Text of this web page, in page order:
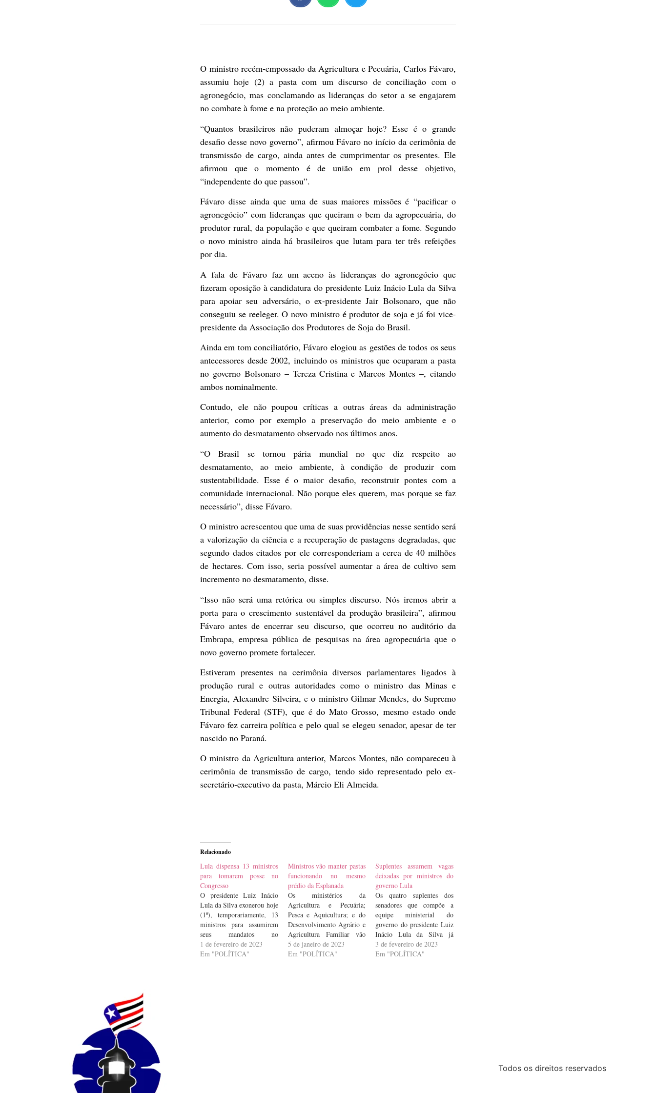
O ministro recém-empossado da Agricultura e Pecuária, Carlos Fávaro,
assumiu hoje (2) a pasta com um discurso de conciliação com o
agronegócio, mas conclamando as lideranças do setor a se engajarem
no combate à fome e na proteção ao meio ambiente.
“Quantos brasileiros não puderam almoçar hoje? Esse é o grande
desafio desse novo governo”, afirmou Fávaro no início da cerimônia de
transmissão de cargo, ainda antes de cumprimentar os presentes. Ele
afirmou que o momento é de união em prol desse objetivo,
“independente do que passou”.
Fávaro disse ainda que uma de suas maiores missões é “pacificar o
agronegócio” com lideranças que queiram o bem da agropecuária, do
produtor rural, da população e que queiram combater a fome. Segundo
o novo ministro ainda há brasileiros que lutam para ter três refeições
por dia.
A fala de Fávaro faz um aceno às lideranças do agronegócio que
fizeram oposição à candidatura do presidente Luiz Inácio Lula da Silva
para apoiar seu adversário, o ex-presidente Jair Bolsonaro, que não
conseguiu se reeleger. O novo ministro é produtor de soja e já foi vice-
presidente da Associação dos Produtores de Soja do Brasil.
Ainda em tom conciliatório, Fávaro elogiou as gestões de todos os seus
antecessores desde 2002, incluindo os ministros que ocuparam a pasta
no governo Bolsonaro – Tereza Cristina e Marcos Montes –, citando
ambos nominalmente.
Contudo, ele não poupou críticas a outras áreas da administração
anterior, como por exemplo a preservação do meio ambiente e o
aumento do desmatamento observado nos últimos anos.
“O Brasil se tornou pária mundial no que diz respeito ao
desmatamento, ao meio ambiente, à condição de produzir com
sustentabilidade. Esse é o maior desafio, reconstruir pontes com a
comunidade internacional. Não porque eles querem, mas porque se faz
necessário”, disse Fávaro.
O ministro acrescentou que uma de suas providências nesse sentido será
a valorização da ciência e a recuperação de pastagens degradadas, que
segundo dados citados por ele corresponderiam a cerca de 40 milhões
de hectares. Com isso, seria possível aumentar a área de cultivo sem
incremento no desmatamento, disse.
“Isso não será uma retórica ou simples discurso. Nós iremos abrir a
porta para o crescimento sustentável da produção brasileira”, afirmou
Fávaro antes de encerrar seu discurso, que ocorreu no auditório da
Embrapa, empresa pública de pesquisas na área agropecuária que o
novo governo promete fortalecer.
Estiveram presentes na cerimônia diversos parlamentares ligados à
produção rural e outras autoridades como o ministro das Minas e
Energia, Alexandre Silveira, e o ministro Gilmar Mendes, do Supremo
Tribunal Federal (STF), que é do Mato Grosso, mesmo estado onde
Fávaro fez carreira política e pelo qual se elegeu senador, apesar de ter
nascido no Paraná.
O ministro da Agricultura anterior, Marcos Montes, não compareceu à
cerimônia de transmissão de cargo, tendo sido representado pelo ex-
secretário-executivo da pasta, Márcio Eli Almeida.
Relacionado
Lula dispensa 13 ministros
para tomarem posse no
Congresso
O presidente Luiz Inácio
Lula da Silva exonerou hoje
(1º), temporariamente, 13
ministros para assumirem
seus mandatos no
Congresso Nacional. Os
nomes foram publicados no
1 de fevereiro de 2023
Em "POLÍTICA"
Ministros vão manter pastas
funcionando no mesmo
prédio da Esplanada
Os ministérios da
Agricultura e Pecuária;
Pesca e Aquicultura; e do
Desenvolvimento Agrário e
Agricultura Familiar vão
funcionar no mesmo prédio
na Esplanada dos
5 de janeiro de 2023
Em "POLÍTICA"
Suplentes assumem vagas
deixadas por ministros do
governo Lula
Os quatro suplentes dos
senadores que compõe a
equipe ministerial do
governo do presidente Luiz
Inácio Lula da Silva já
assumiram os mandatos na
Casa. Ana Paula Lobato
3 de fevereiro de 2023
Em "POLÍTICA"
Todos os direitos reservados